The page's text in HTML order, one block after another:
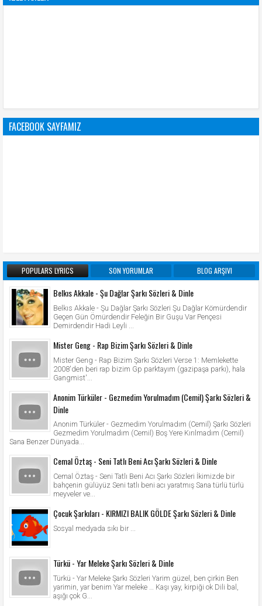
FACEBOOK SAYFAMIZ
POPULARS LYRICS SON YORUMLAR BLOG ARŞIVI
Belkıs Akkale - Şu Dağlar Şarkı Sözleri & Dinle
Belkıs Akkale - Şu Dağlar Şarkı Sözleri Şu Dağlar Kömürdendir
Geçen Gün Ömürdendir Feleğin Bir Guşu Var Pençesi
Demirdendir Hadi Leyli ...
Mister Geng - Rap Bizim Şarkı Sözleri & Dinle
Mister Geng - Rap Bizim Şarkı Sözleri Verse 1: Memlekette
2008'den beri rap bizim Gp parktayım (gazipaşa parkı), hala
Gangmist'...
Anonim Türküler - Gezmedim Yorulmadım (Cemil) Şarkı Sözleri &
Dinle
Anonim Türküler - Gezmedim Yorulmadım (Cemil) Şarkı Sözleri
Gezmedim Yorulmadım (Cemil) Boş Yere Kırılmadım (Cemil)
Sana Benzer Dünyada...
Cemal Öztaş - Seni Tatlı Beni Acı Şarkı Sözleri & Dinle
Cemal Öztaş - Seni Tatlı Beni Acı Şarkı Sözleri İkimizde bir
bahçenin gülüyüz Seni tatlı beni acı yaratmış Sana türlü türlü
meyveler ve...
Çocuk Şarkıları - KIRMIZI BALIK GÖLDE Şarkı Sözleri & Dinle
Sosyal medyada sıkı bir ...
Türkü - Yar Meleke Şarkı Sözleri & Dinle
Türkü - Yar Meleke Şarkı Sözleri Yarim güzel, ben çirkin Ben
yarimin, yar benim Yar meleke … Kaşı yay, kirpiği ok Dili bal,
aşığı çok G...